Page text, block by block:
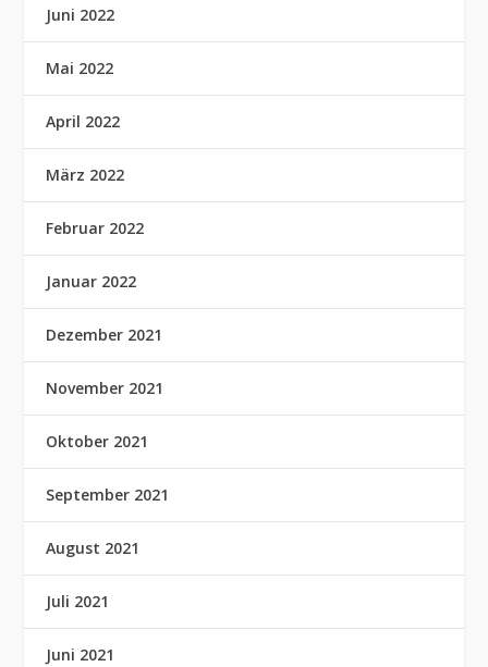
Juni 2022
Mai 2022
April 2022
März 2022
Februar 2022
Januar 2022
Dezember 2021
November 2021
Oktober 2021
September 2021
August 2021
Juli 2021
Juni 2021